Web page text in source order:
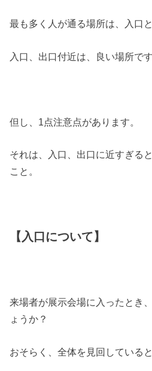
最も多く人が通る場所は、入口
入口、出口付近は、良い場所です
但し、1点注意点があります。
それは、入口、出口に近すぎる
こと。
【入口について】
来場者が展示会場に入ったとき
ょうか？
おそらく、全体を見回している